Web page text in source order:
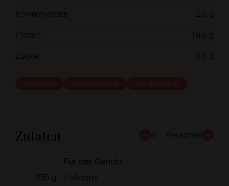
Kohlenhydrate
2.5 g
Protein
18.6 g
Zucker
0.8 g
Zutaten 4 Personen
Für das Gericht
250 g
Halloumi